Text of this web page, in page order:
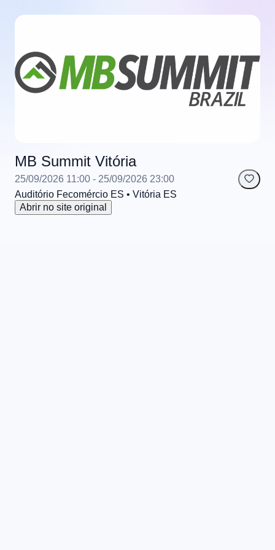
MB Summit Vitória
25/09/2026 11:00 - 25/09/2026 23:00
Auditório Fecomércio ES • Vitória ES
Abrir no site original